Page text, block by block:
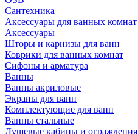
Сантехника
Аксессуары для ванных комнат
Аксессуары
Шторы и карнизы для ванн
Коврики для ванных комнат
Сифоны и арматура
Ванны
Ванны акриловые
Экраны для ванн
Комплектующие для ванн
Ванны стальные
Душевые кабины и ограждения